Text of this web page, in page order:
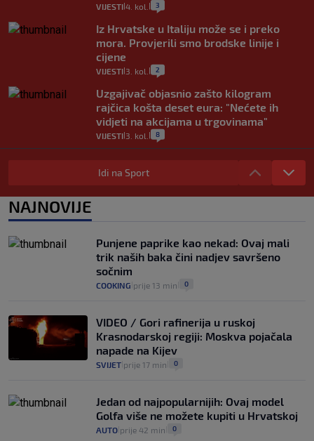
VIJESTI 4. kol. 3
Iz Hrvatske u Italiju može se i preko
mora. Provjerili smo brodske linije i
cijene
VIJESTI 3. kol. 2
Uzgajivač objasnio zašto kilogram
rajčica košta deset eura: "Nećete ih
vidjeti na akcijama u trgovinama"
VIJESTI 3. kol. 8
Selidba je jedno od stresnijih iskustava.
Evo aktualnih cijena i nekoliko savjeta
0
automobilom na Hvar iz Zagreba, a
koliko iz Osijeka
VIJESTI 14
Idi na Sport
NAJNOVIJE
Punjene paprike kao nekad: Ovaj mali
trik naših baka čini nadjev savršeno
sočnim
COOKING prije 13 min 0
VIDEO / Gori rafinerija u ruskoj
Krasnodarskoj regiji: Moskva pojačala
napade na Kijev
SVIJET prije 17 min 0
Jedan od najpopularnijih: Ovaj model
Golfa više ne možete kupiti u Hrvatskoj
AUTO prije 42 min 0